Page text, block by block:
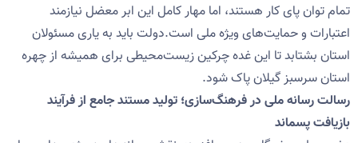
تمام توان پای کار هستند، اما مهار کامل این ابر معضل نیازمند
اعتبارات و حمایت‌های ویژه ملی است.دولت باید به یاری مسئولان
استان بشتابد تا این غده چرکین زیست‌محیطی برای همیشه از چهره
استان سرسبز گیلان پاک شود.
رسالت رسانه ملی در فرهنگ‌سازی؛ تولید مستند جامع از فرآیند
بازیافت پسماند